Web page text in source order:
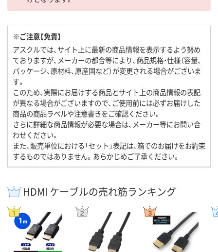
※ご注意【免責】
アスクルでは、サイト上に最新の商品情報を表示するよう努め
ておりますが、メーカーの都合等により、商品規格・仕様（容量、
パッケージ、原材料、原産国など）が変更される場合がございま
す。
このため、実際にお届けする商品とサイト上の商品情報の表記
が異なる場合がございますので、ご使用前には必ずお届けした
商品の商品ラベルや注意書きをご確認ください。
さらに詳細な商品情報が必要な場合は、メーカー等にお問い合
わせください。
また、販売単位における「セット」表記は、箱でのお届けをお約束
するものではありません。あらかじめご了承ください。
HDMI ケーブルの売れ筋ランキング